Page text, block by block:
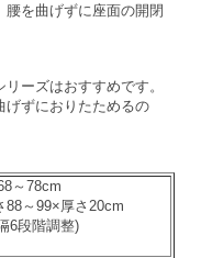
を曲げずに座面の開閉
ーズはおすすめです。
げずにおりたためるの
～78cm
88～99×厚さ20cm
6段階調整)